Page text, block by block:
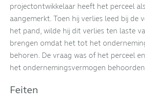
projectontwikkelaar heeft het perceel
aangemerkt. Toen hij verlies leed bij de
het pand, wilde hij dit verlies ten laste
brengen omdat het tot het
behoren. De vraag was of het perceel
het ondernemingsvermogen
Feiten